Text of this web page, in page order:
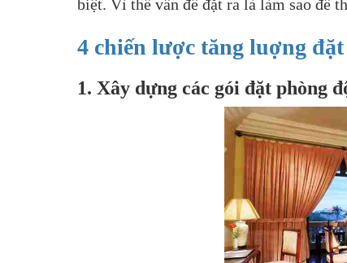
biệt. Vì thế vấn đề đặt ra là làm sao để
4 chiến lược tăng luợng
1. Xây dựng các gói đặt phòng